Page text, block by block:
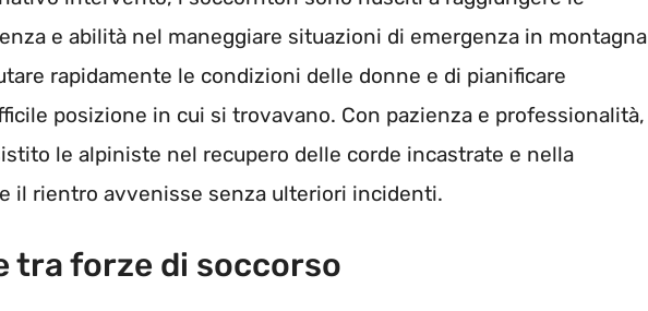
e abilità nel maneggiare situazioni di emergenza in montagna
rapidamente le condizioni delle donne e di pianificare
posizione in cui si trovavano. Con pazienza e professionalità,
le alpiniste nel recupero delle corde incastrate e nella
il rientro avvenisse senza ulteriori incidenti.
tra forze di soccorso